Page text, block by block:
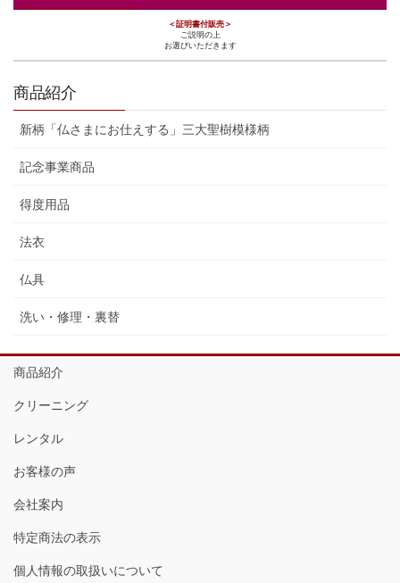
＜証明書付販売＞
ご説明の上
お選びいただきます
商品紹介
新柄「仏さまにお仕えする」三大聖樹模様柄
記念事業商品
得度用品
法衣
仏具
洗い・修理・裏替
商品紹介
クリーニング
レンタル
お客様の声
会社案内
特定商法の表示
個人情報の取扱いについて